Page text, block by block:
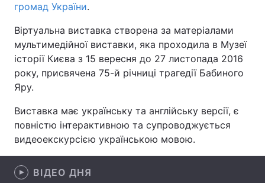
Головна Війна
Україна Політика
Економіка
Спорт Наука
Техно і зв'язок Лайт
Зброя
громад України.
Віртуальна виставка створена за матеріалами
мультимедійної виставки, яка проходила в Музеї
історії Києва з 15 вересня до 27 листопада 2016
року, присвячена 75-й річниці трагедії Бабиного
Яру.
Виставка має українську та англійську версії, є
повністю інтерактивною та супроводжується
видеоекскурсією українською мовою.
ВІДЕО ДНЯ